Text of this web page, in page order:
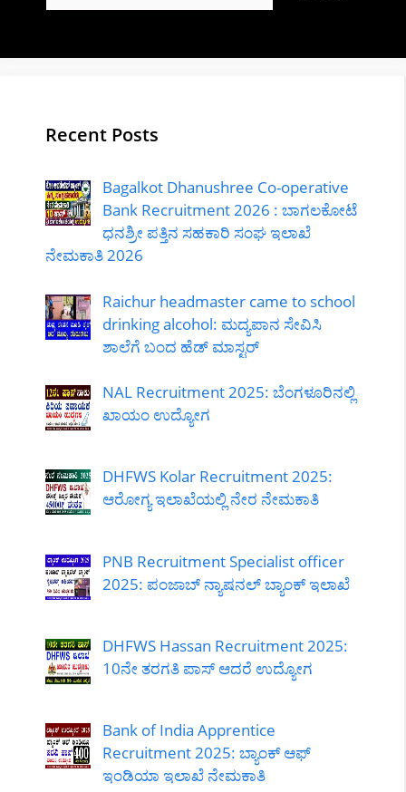
Recent Posts
Bagalkot Dhanushree Co-operative
Bank Recruitment 2026 : ಬಾಗಲಕೋಟೆ
ಧನಶ್ರೀ ಪತ್ತಿನ ಸಹಕಾರಿ ಸಂಘ ಇಲಾಖೆ
ನೇಮಕಾತಿ 2026
Raichur headmaster came to school
drinking alcohol: ಮದ್ಯಪಾನ ಸೇವಿಸಿ
ಶಾಲೆಗೆ ಬಂದ ಹೆಡ್ ಮಾಸ್ಟರ್
NAL Recruitment 2025: ಬೆಂಗಳೂರಿನಲ್ಲಿ
ಖಾಯಂ ಉದ್ಯೋಗ
DHFWS Kolar Recruitment 2025:
ಆರೋಗ್ಯ ಇಲಾಖೆಯಲ್ಲಿ ನೇರ ನೇಮಕಾತಿ
PNB Recruitment Specialist officer
2025: ಪಂಜಾಬ್ ನ್ಯಾಷನಲ್ ಬ್ಯಾಂಕ್ ಇಲಾಖೆ
DHFWS Hassan Recruitment 2025:
10ನೇ ತರಗತಿ ಪಾಸ್ ಆದರೆ ಉದ್ಯೋಗ
Bank of India Apprentice
Recruitment 2025: ಬ್ಯಾಂಕ್ ಆಫ್
ಇಂಡಿಯಾ ಇಲಾಖೆ ನೇಮಕಾತಿ